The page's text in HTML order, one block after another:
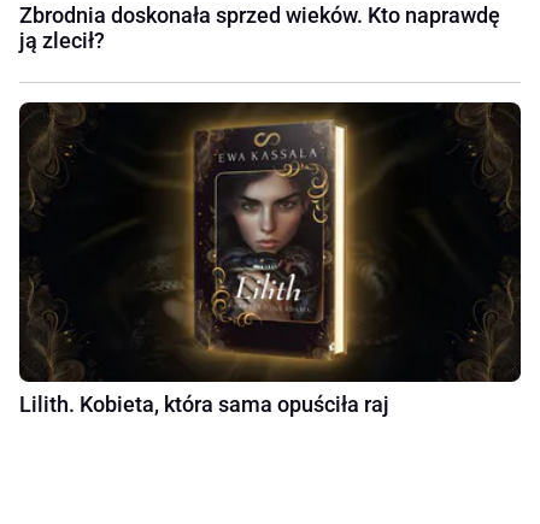
Zbrodnia doskonała sprzed wieków. Kto naprawdę
ją zlecił?
Lilith. Kobieta, która sama opuściła raj